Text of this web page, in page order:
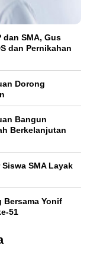
dan SMA, Gus
dan Pernikahan
Dorong
Bangun
Berkelanjutan
SMA Layak
Bersama Yonif
51